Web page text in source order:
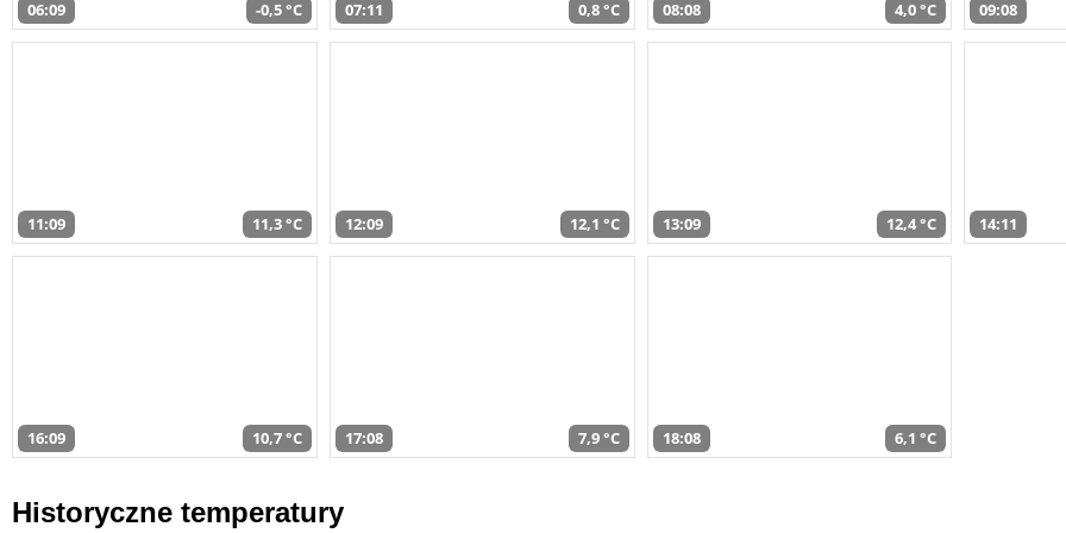
06:09 -0,5 °C 07:11 0,8 °C 08:08 4,0 °C 09:08
11:09 11,3 °C 12:09 12,1 °C 13:09 12,4 °C 14:11
16:09 10,7 °C 17:08 7,9 °C 18:08 6,1 °C
Historyczne temperatury